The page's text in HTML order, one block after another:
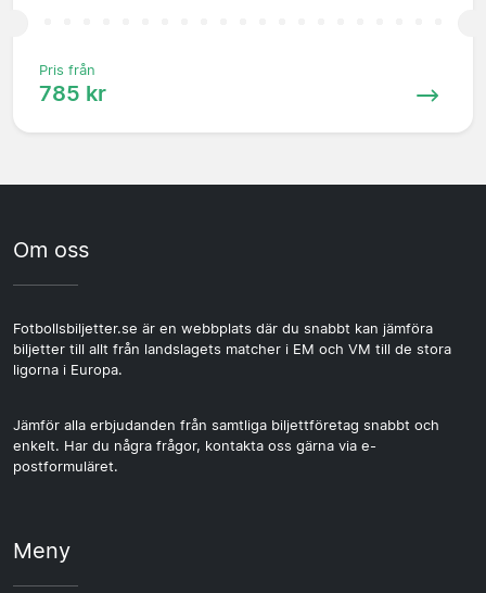
Pris från
785 kr
Om oss
Fotbollsbiljetter.se är en webbplats där du snabbt kan jämföra
biljetter till allt från landslagets matcher i EM och VM till de stora
ligorna i Europa.
Jämför alla erbjudanden från samtliga biljettföretag snabbt och
enkelt. Har du några frågor, kontakta oss gärna via e-
postformuläret.
Meny